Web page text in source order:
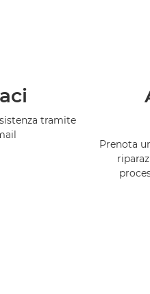
tramite
Prenota